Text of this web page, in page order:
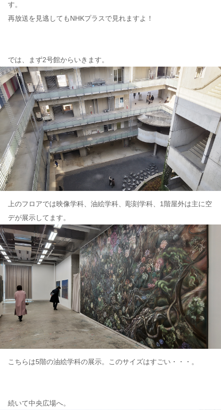
す。
再放送を見逃してもNHKプラスで見れますよ！
では、まず2号館からいきます。
上のフロアでは映像学科、油絵学科、彫刻学科、1階屋外は主に空
デが展示してます。
こちらは5階の油絵学科の展示。このサイズはすごい・・・。
続いて中央広場へ。